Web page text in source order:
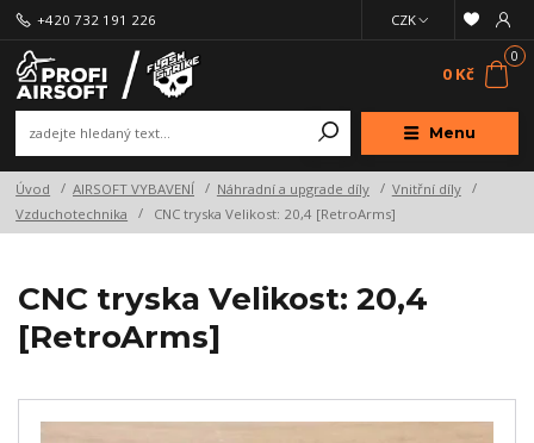
Menu
CZK
+420 732 191 226
0
0 Kč
Úvod AIRSOFT VYBAVENÍ Náhradní a upgrade díly
Vnitřní díly
Vzduchotechnika
CNC tryska Velikost: 20,4 [RetroArms]
CNC tryska Velikost: 20,4
[RetroArms]